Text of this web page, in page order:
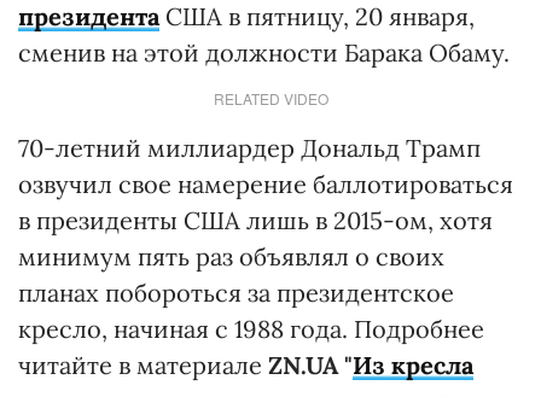
президентаСША в пятницу, 20 января,
сменив на этой должности Барака Обаму.
RELATED VIDEO
70-летний миллиардер Дональд Трамп
озвучил свое намерение баллотироваться
в президенты США лишь в 2015-ом, хотя
минимум пять раз объявлял о своих
планах побороться за президентское
кресло, начиная с 1988 года. Подробнее
читайте в материале ZN.UA "Из кресла